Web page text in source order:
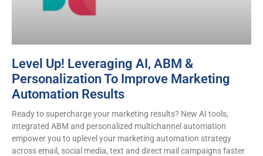
Level Up! Leveraging AI, ABM &
Personalization To Improve Marketing
Automation Results
Ready to supercharge your marketing results? New AI tools,
integrated ABM and personalized multichannel automation
empower you to uplevel your marketing automation strategy
across email, social media, text and direct mail campaigns faster